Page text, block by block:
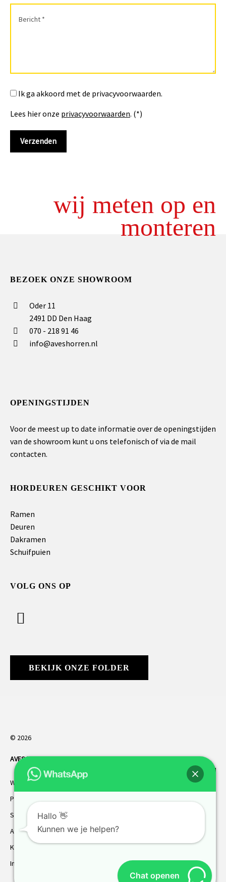
Ik ga akkoord met de privacyvoorwaarden.
Lees hier onze privacyvoorwaarden. (*)
wij meten op en
monteren
BEZOEK ONZE SHOWROOM
Oder 11
2491 DD Den Haag
070 - 218 91 46
info@aveshorren.nl
OPENINGSTIJDEN
Voor de meest up to date informatie over de openingstijden
van de showroom kunt u ons telefonisch of via de mail
contacten.
HORDEUREN GESCHIKT VOOR
Ramen
Deuren
Dakramen
Schuifpuien
VOLG ONS OP
BEKIJK ONZE FOLDER
© 2026
AVES HORREN. Alle rechten voorbehouden.
Webdesign Vanoo Media
Privacybeleid
Sitemap
AVES garantie
Klantenservice
Inmeten
Chat openen
Hallo 👋
Kunnen we je helpen?